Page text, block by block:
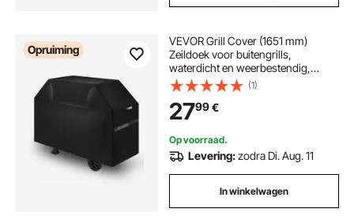
Opruiming
VEVOR Grill Cover (1651 mm)
Zeildoek voor buitengrills,
waterdicht en weerbestendig,
duurzaam 600D polyester,
gemakkelijk aan en uit te trekken,
met klittenbandsluitingen
(1)
2799€
Op voorraad.
Levering:zodra Di. Aug. 11
In winkelwagen